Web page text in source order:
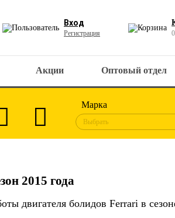
Вход
Регистрация
Акции Оптовый отдел
Марка
Выбрать
2015 года
двигателя болидов Ferrari в